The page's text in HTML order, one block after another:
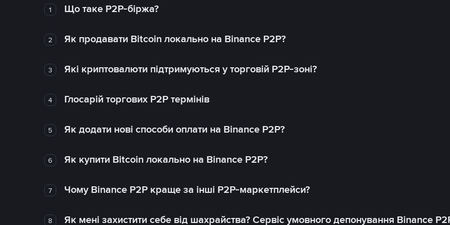
1 Що таке P2P-біржа?
2 Як продавати Bitcoin локально на Binance P2P?
3 Які криптовалюти підтримуються у торговій P2P-зоні?
4 Глосарій торгових P2P термінів
5 Як додати нові способи оплати на Binance P2P?
6 Як купити Bitcoin локально на Binance P2P?
7 Чому Binance P2P краще за інші P2P-маркетплейси?
8 Як мені захистити себе від шахрайства? Сервіс умовного депонування Binance